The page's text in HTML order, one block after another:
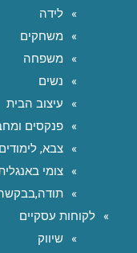
לידה
משחקים
משפחה
נשים
עיצוב הבית
פנקסים
צבא,
צומי
לקוחות עסקיים
שיווק